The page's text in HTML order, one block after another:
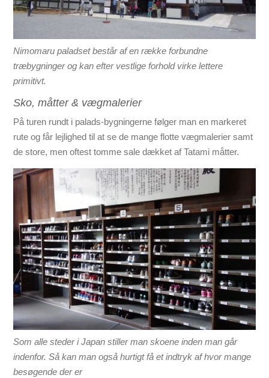
Nimomaru paladset består af en række forbundne
træbygninger og kan efter vestlige forhold virke lettere
primitivt.
Sko, måtter & vægmalerier
På turen rundt i palads-bygningerne følger man en markeret
rute og får lejlighed til at se de mange flotte vægmalerier samt
de store, men oftest tomme sale dækket af Tatami måtter.
Som alle steder i Japan stiller man skoene inden man går
indenfor. Så kan man også hurtigt få et indtryk af hvor mange
besøgende der er